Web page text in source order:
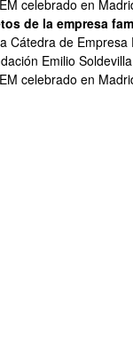
celebrado en
de la empresa
Cátedra de
Emilio
celebrado en